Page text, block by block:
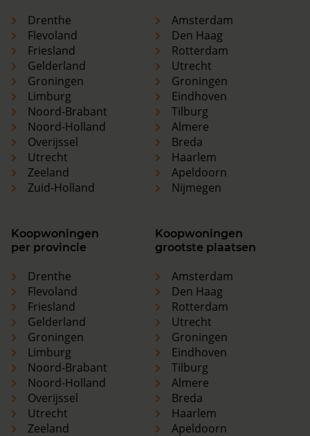
Drenthe
Flevoland
Friesland
Gelderland
Groningen
Limburg
Noord-Brabant
Noord-Holland
Overijssel
Utrecht
Zeeland
Zuid-Holland
Amsterdam
Den Haag
Rotterdam
Utrecht
Groningen
Eindhoven
Tilburg
Almere
Breda
Haarlem
Apeldoorn
Nijmegen
Koopwoningen
per provincie
Drenthe
Flevoland
Friesland
Gelderland
Groningen
Limburg
Noord-Brabant
Noord-Holland
Overijssel
Utrecht
Zeeland
Koopwoningen
grootste plaatsen
Amsterdam
Den Haag
Rotterdam
Utrecht
Groningen
Eindhoven
Tilburg
Almere
Breda
Haarlem
Apeldoorn